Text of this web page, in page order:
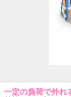
一定の負荷で外れ